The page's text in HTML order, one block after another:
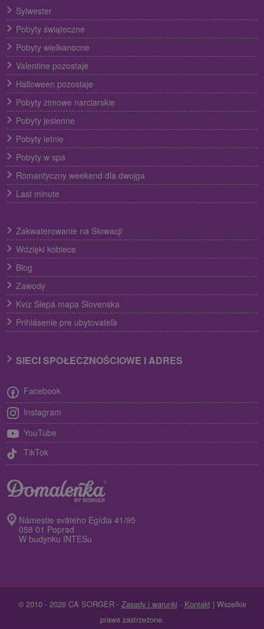
Sylwester
Pobyty świąteczne
Pobyty wielkanocne
Valentine pozostaje
Halloween pozostaje
Pobyty zimowe narciarskie
Pobyty jesienne
Pobyty letnie
Pobyty w spa
Romantyczny weekend dla dwojga
Last minute
Zakwaterowanie na Słowacji
Wdzięki kobiece
Blog
Zawody
Kvíz Slepá mapa Slovenska
Prihlásenie pre ubytovateľa
SIECI SPOŁECZNOŚCIOWE I ADRES
Facebook
Instagram
YouTube
TikTok
Námestie svätého Egídia 41/95
058 01 Poprad
W budynku INTESu
© 2010 - 2026 CA SORGER - Zasady i warunki - Kontakt | Wszelkie
prawa zastrzeżone.